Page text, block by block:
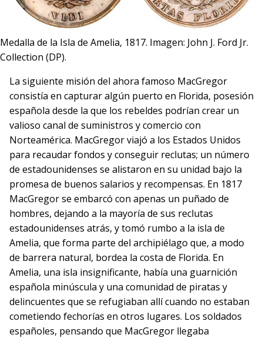
Medalla de la Isla de Amelia, 1817. Imagen: John J. Ford Jr.
Collection (DP).
La siguiente misión del ahora famoso MacGregor
consistía en capturar algún puerto en Florida, posesión
española desde la que los rebeldes podrían crear un
valioso canal de suministros y comercio con
Norteamérica. MacGregor viajó a los Estados Unidos
para recaudar fondos y conseguir reclutas; un número
de estadounidenses se alistaron en su unidad bajo la
promesa de buenos salarios y recompensas. En 1817
MacGregor se embarcó con apenas un puñado de
hombres, dejando a la mayoría de sus reclutas
estadounidenses atrás, y tomó rumbo a la isla de
Amelia, que forma parte del archipiélago que, a modo
de barrera natural, bordea la costa de Florida. En
Amelia, una isla insignificante, había una guarnición
española minúscula y una comunidad de piratas y
delincuentes que se refugiaban allí cuando no estaban
cometiendo fechorías en otros lugares. Los soldados
españoles, pensando que MacGregor llegaba